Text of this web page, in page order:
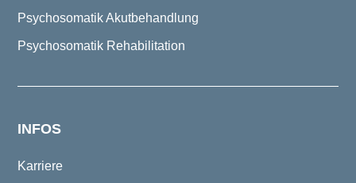
Psychosomatik Akutbehandlung
Psychosomatik Rehabilitation
INFOS
Karriere